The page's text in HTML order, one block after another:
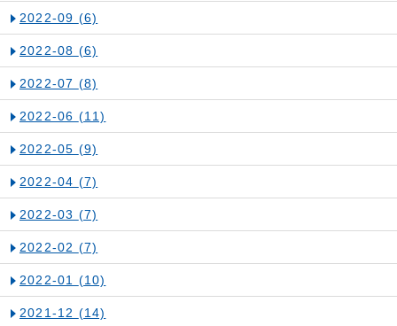
2022-09 (6)
2022-08 (6)
2022-07 (8)
2022-06 (11)
2022-05 (9)
2022-04 (7)
2022-03 (7)
2022-02 (7)
2022-01 (10)
2021-12 (14)